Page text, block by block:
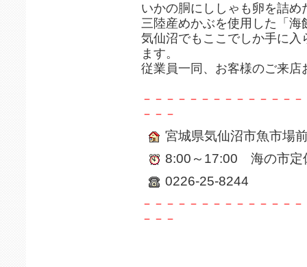
いかの胴にししゃも卵を詰め
三陸産めかぶを使用した「海
気仙沼でもここでしか手に
ます。
従業員一同、お客様のご来店
－－－－－－－－－－－－－
－－－
宮城県気仙沼市魚市場
8:00～17:00 海の市定
0226-25-8244
－－－－－－－－－－－－－
－－－